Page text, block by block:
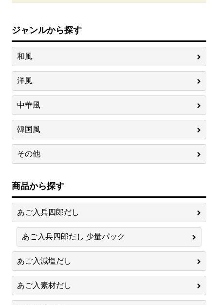
ジャンルから探す
和風
洋風
中華風
韓国風
その他
商品から探す
あご入兵四郎だし
あご入兵四郎だし 少量パック
あご入減塩だし
あご入素材だし